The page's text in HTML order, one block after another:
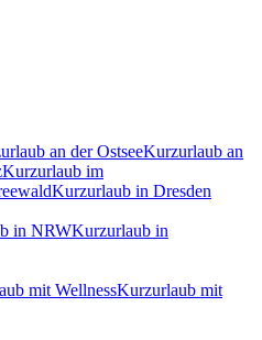
an der OstseeKurzurlaub an
Kurzurlaub im
Kurzurlaub in Dresden
in NRWKurzurlaub in
mit WellnessKurzurlaub mit